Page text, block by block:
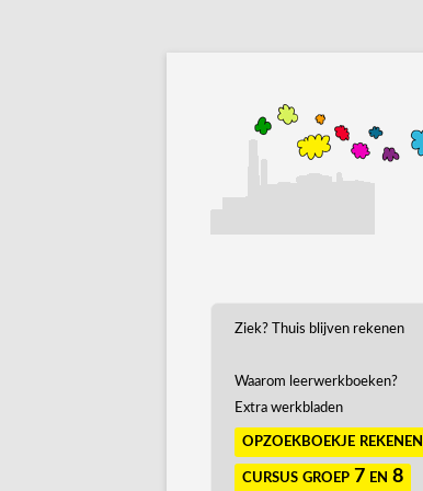
Ziek? Thuis blijven rekenen
Waarom leerwerkboeken?
Extra werkbladen
opzoekboekje rekenen
cursus groep 7 en 8